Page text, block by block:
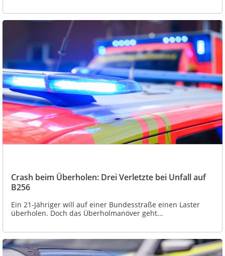
Crash beim Überholen: Drei Verletzte bei Unfall auf
B256
Ein 21-Jähriger will auf einer Bundesstraße einen Laster
überholen. Doch das Überholmanöver geht...